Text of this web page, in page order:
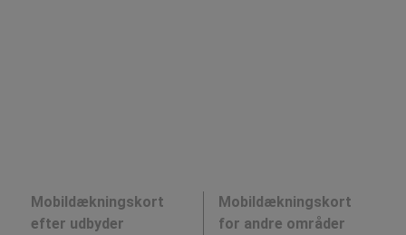
Mobildækningskort
efter udbyder
Mobildækningskort
for andre områder